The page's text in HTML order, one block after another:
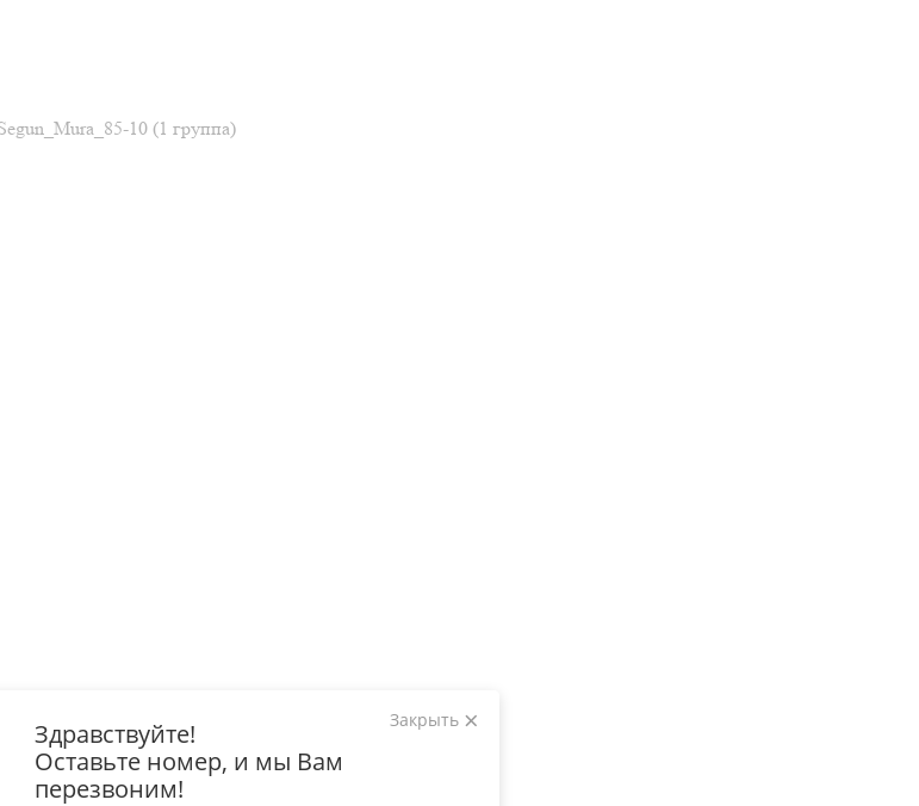
10 (1 группа)
Закрыть
Здравствуйте!
Оставьте номер, и мы Вам
перезвоним!